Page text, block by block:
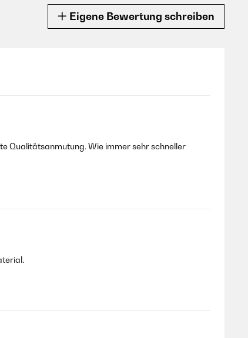
Eigene Bewertung schreiben
Qualitätsanmutung. Wie immer sehr schneller